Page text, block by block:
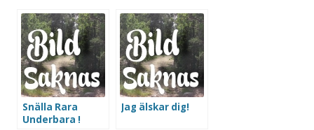
Snälla Rara
Underbara !
Jag älskar dig!